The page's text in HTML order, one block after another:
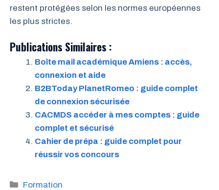
restent protégées selon les normes européennes
les plus strictes.
Publications Similaires :
Boîte mail académique Amiens : accès,
connexion et aide
B2BToday PlanetRomeo : guide complet
de connexion sécurisée
CACMDS accéder à mes comptes : guide
complet et sécurisé
Cahier de prépa : guide complet pour
réussir vos concours
Catégories
Formation